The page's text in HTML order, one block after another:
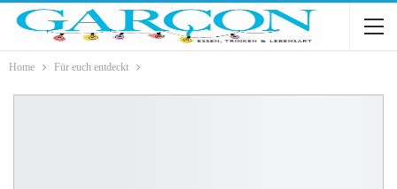
Home Für euch entdeckt